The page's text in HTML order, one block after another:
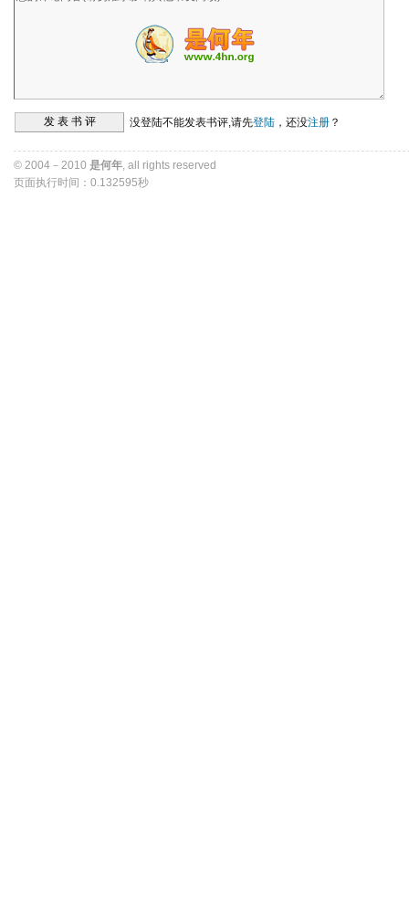
没登陆不能发表书评,请先登陆 ，还没注册 ？
© 2004－2010 是何年 , all rights reserved
页面执行时间：0.132595秒